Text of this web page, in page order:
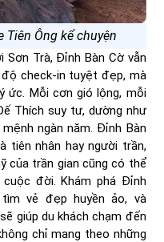
Tiên Ông kể chuyện
Trà, Đỉnh Bàn Cờ vẫn
check-in tuyệt đẹp, mà
ức. Mỗi cơn gió lộng, mỗi
Thích suy tư, dường như
ngàn năm. Đỉnh Bàn
tiên nhân hay người trần,
của trần gian cũng có thể
đời. Khám phá Đỉnh
vẻ đẹp huyền ảo, và
giúp du khách chạm đến
chỉ mang theo những